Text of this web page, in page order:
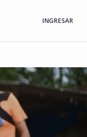
INGRESAR